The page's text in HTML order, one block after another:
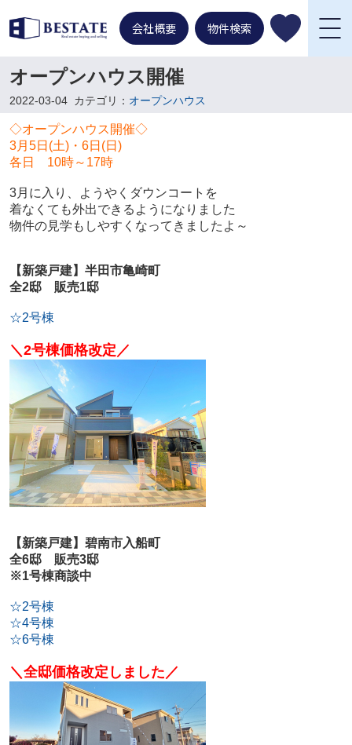
会社概要 物件検索
オープンハウス開催
2022-03-04 カテゴリ： オープンハウス
◇オープンハウス開催◇
3月5日(土)・6日(日)
各日 10時～17時
3月に入り、ようやくダウンコートを
着なくても外出できるようになりました
物件の見学もしやすくなってきましたよ～
【新築戸建】半田市亀崎町
全2邸 販売1邸
☆2号棟
＼2号棟価格改定／
【新築戸建】碧南市入船町
全6邸 販売3邸
※1号棟商談中
☆2号棟
☆4号棟
☆6号棟
＼全邸価格改定しました／